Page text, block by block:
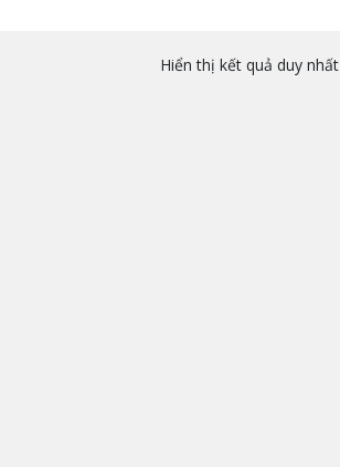
Hiển thị kết quả duy nhất